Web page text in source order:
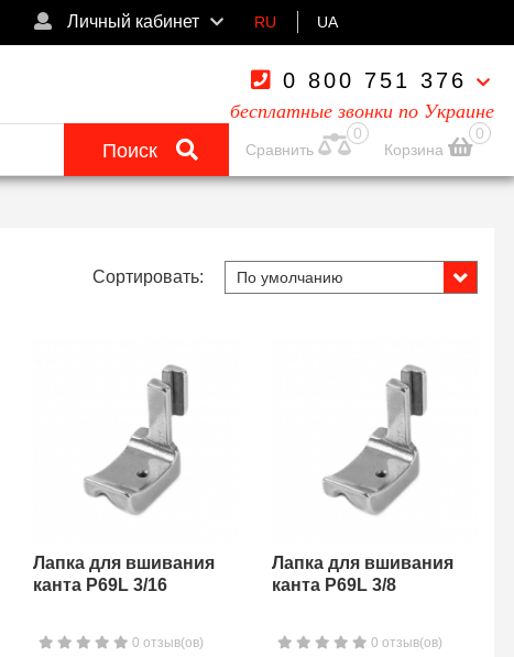
Личный кабинет RU UA
0 800 751 376
бесплатные звонки по Украине
Поиск
0
Сравнить
0
Корзина
Сортировать:
Лапка для вшивания
канта P69L 3/16
0 отзыв(ов)
Лапка для вшивания
канта P69L 3/8
0 отзыв(ов)